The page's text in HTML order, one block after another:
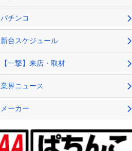
パチンコ
新台スケジュール
【一撃】来店・取材
業界ニュース
メーカー